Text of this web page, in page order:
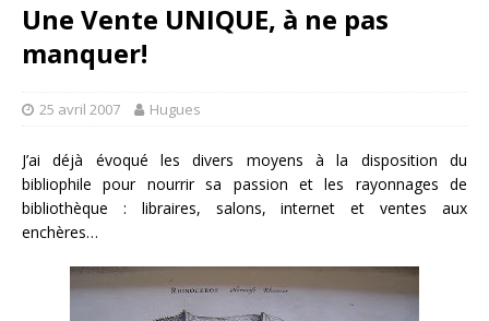
Une Vente UNIQUE, à ne pas
manquer!
25 avril 2007 Hugues
J’ai déjà évoqué les divers moyens à la disposition du
bibliophile pour nourrir sa passion et les rayonnages de
bibliothèque : libraires, salons, internet et ventes aux
enchères…